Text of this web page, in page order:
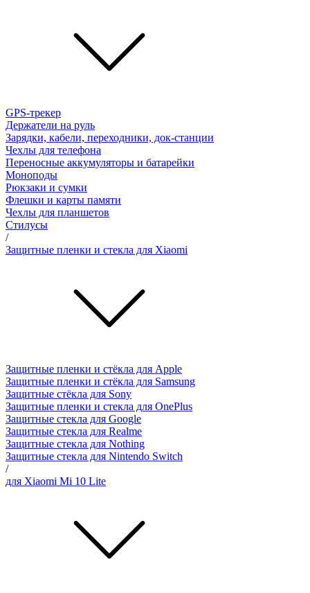
GPS-трекер
Держатели на руль
Зарядки, кабели, переходники, док-станции
Чехлы для телефона
Переносные аккумуляторы и батарейки
Моноподы
Рюкзаки и сумки
Флешки и карты памяти
Чехлы для планшетов
Стилусы
/
Защитные пленки и стекла для Xiaomi
Защитные пленки и стёкла для Apple
Защитные пленки и стёкла для Samsung
Защитные стёкла для Sony
Защитные пленки и стекла для OnePlus
Защитные стекла для Google
Защитные стекла для Realme
Защитные стекла для Nothing
Защитные стекла для Nintendo Switch
/
для Xiaomi Mi 10 Lite